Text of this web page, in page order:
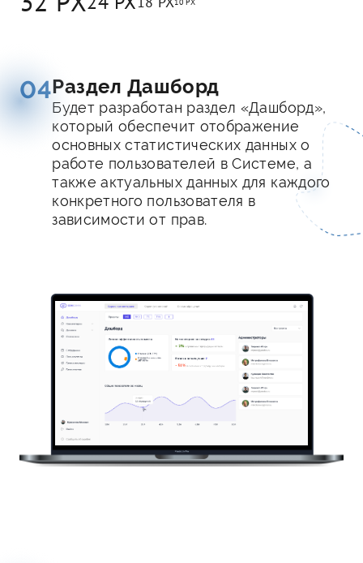
04Раздел Дашборд
Будет разработан раздел «Дашборд»,
который обеспечит отображение
основных статистических данных о
работе пользователей в Системе, а
также актуальных данных для каждого
конкретного пользователя в
зависимости от прав.